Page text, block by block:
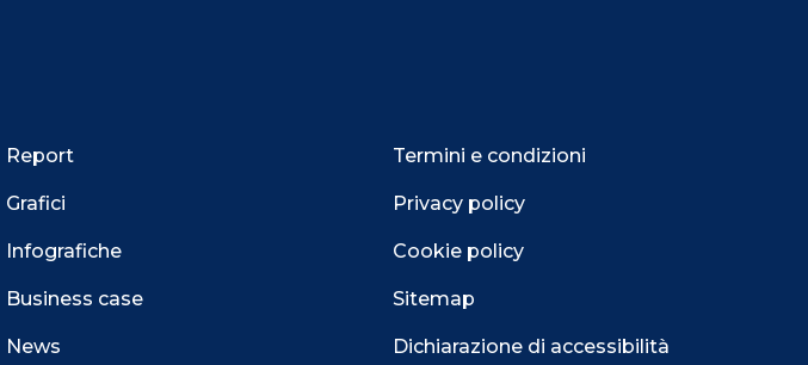
Report
Grafici
Infografiche
Business case
News
Termini e condizioni
Privacy policy
Cookie policy
Sitemap
Dichiarazione di accessibilità